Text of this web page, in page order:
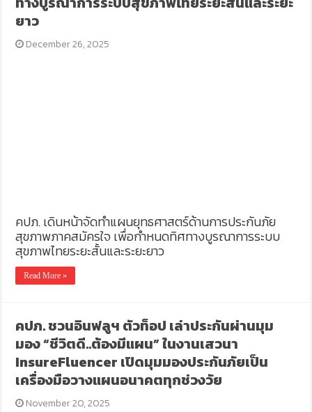
ยาว
December 26, 2025
คปภ. เดินหน้าจัดทำแผนยุทธศาสตร์ด้านการประกันภัย
สุขภาพภาคสมัครใจ เพื่อกำหนดทิศทางบูรณาการระบบ
สุขภาพไทยระยะสั้นและระยะยาว
Read More »
คปภ. ชวนอินฟลูฯ ตัวท็อป เล่าประกันผ่านมุม
มอง “ชีวิตดี..ต้องมีแผน” ในงานเสวนา
InsureFluencer เปิดมุมมองประกันภัยเป็น
เครื่องมือวางแผนอนาคตทุกช่วงวัย
November 20, 2025